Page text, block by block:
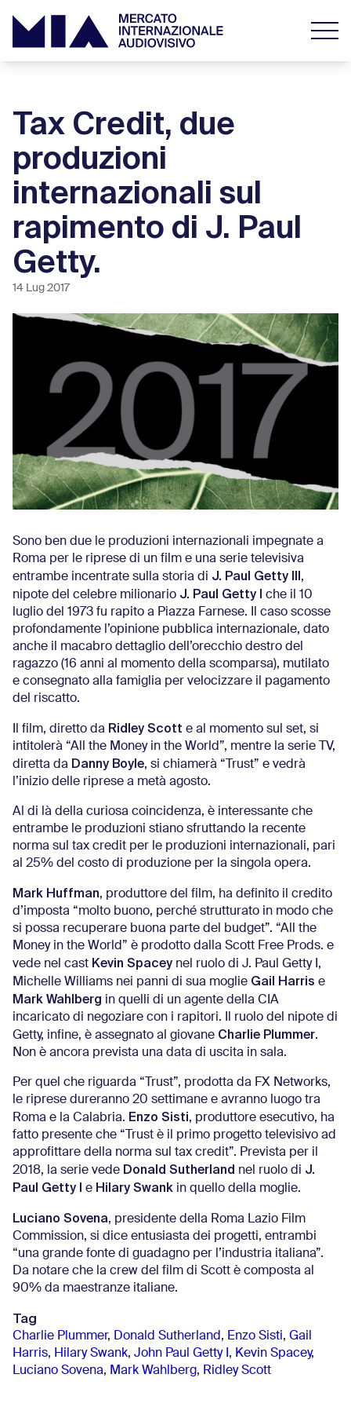
Tax Credit, due
produzioni
internazionali sul
rapimento di J. Paul
Getty.
14 Lug 2017
Sono ben due le produzioni internazionali impegnate a
Roma per le riprese di un film e una serie televisiva
entrambe incentrate sulla storia di J. Paul Getty III,
nipote del celebre milionario J. Paul Getty I che il 10
luglio del 1973 fu rapito a Piazza Farnese. Il caso scosse
profondamente l’opinione pubblica internazionale, dato
anche il macabro dettaglio dell’orecchio destro del
ragazzo (16 anni al momento della scomparsa), mutilato
e consegnato alla famiglia per velocizzare il pagamento
del riscatto.
Il film, diretto da Ridley Scott e al momento sul set, si
intitolerà “All the Money in the World”, mentre la serie TV,
diretta da Danny Boyle, si chiamerà “Trust” e vedrà
l’inizio delle riprese a metà agosto.
Al di là della curiosa coincidenza, è interessante che
entrambe le produzioni stiano sfruttando la recente
norma sul tax credit per le produzioni internazionali, pari
al 25% del costo di produzione per la singola opera.
Mark Huffman, produttore del film, ha definito il credito
d’imposta “molto buono, perché strutturato in modo che
si possa recuperare buona parte del budget”. “All the
Money in the World” è prodotto dalla Scott Free Prods. e
vede nel cast Kevin Spacey nel ruolo di J. Paul Getty I,
Michelle Williams nei panni di sua moglie Gail Harris e
Mark Wahlberg in quelli di un agente della CIA
incaricato di negoziare con i rapitori. Il ruolo del nipote di
Getty, infine, è assegnato al giovane Charlie Plummer.
Non è ancora prevista una data di uscita in sala.
Per quel che riguarda “Trust”, prodotta da FX Networks,
le riprese dureranno 20 settimane e avranno luogo tra
Roma e la Calabria. Enzo Sisti, produttore esecutivo, ha
fatto presente che “Trust è il primo progetto televisivo ad
approfittare della norma sul tax credit”. Prevista per il
2018, la serie vede Donald Sutherland nel ruolo di J.
Paul Getty I e Hilary Swank in quello della moglie.
Luciano Sovena, presidente della Roma Lazio Film
Commission, si dice entusiasta dei progetti, entrambi
“una grande fonte di guadagno per l’industria italiana”.
Da notare che la crew del film di Scott è composta al
90% da maestranze italiane.
Tag
Charlie Plummer, Donald Sutherland , Enzo Sisti, Gail
Harris, Hilary Swank, John Paul Getty I , Kevin Spacey,
Luciano Sovena, Mark Wahlberg, Ridley Scott